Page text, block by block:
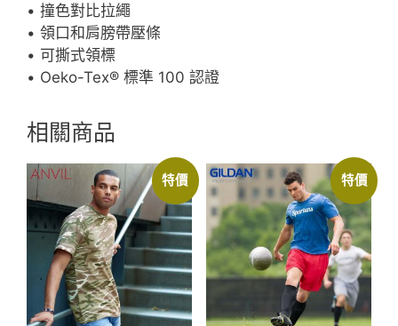
• 撞色對比拉繩
• 領口和肩膀帶壓條
• 可撕式領標
• Oeko-Tex® 標準 100 認證
相關商品
特價 特價